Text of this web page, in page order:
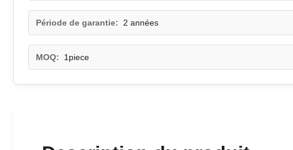
Période de garantie: 2 années
MOQ: 1piece